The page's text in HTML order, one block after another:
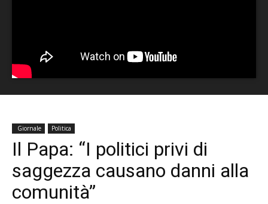
Giornale Politica
Il Papa: “I politici privi di
saggezza causano danni alla
comunità”